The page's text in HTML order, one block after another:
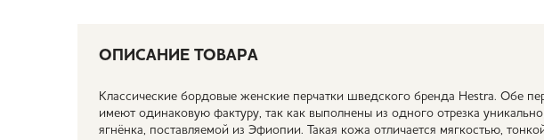
ОПИСАНИЕ ТОВАРА
Классические бордовые женские перчатки шведского бренда Hestra. Обе
имеют одинаковую фактуру, так как выполнены из одного отрезка
ягнёнка, поставляемой из Эфиопии. Такая кожа отличается мягкостью,